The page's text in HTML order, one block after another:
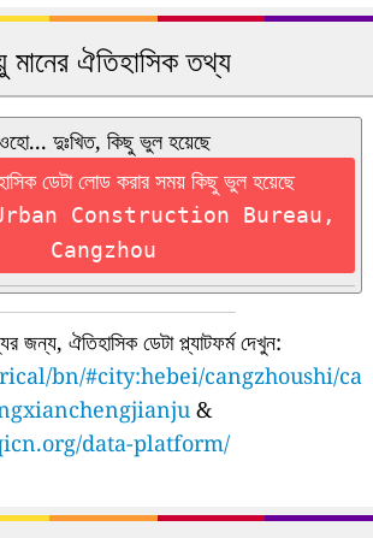
মানের ঐতিহাসিক তথ্য
দুঃখিত, কিছু ভুল হয়েছে
ডেটা লোড করার সময় কিছু ভুল হয়েছে
Construction Bureau,
Cangzhou
জন্য, ঐতিহাসিক ডেটা প্ল্যাটফর্ম দেখুন:
bn/#city:hebei/cangzhoushi/ca
&
data-platform/